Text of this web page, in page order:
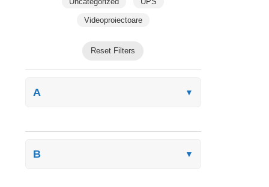
Videoproiectoare
Reset Filters
A ▼
B ▼